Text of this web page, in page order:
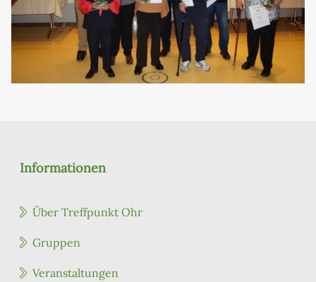
Informationen
Über Treffpunkt Ohr
Gruppen
Veranstaltungen